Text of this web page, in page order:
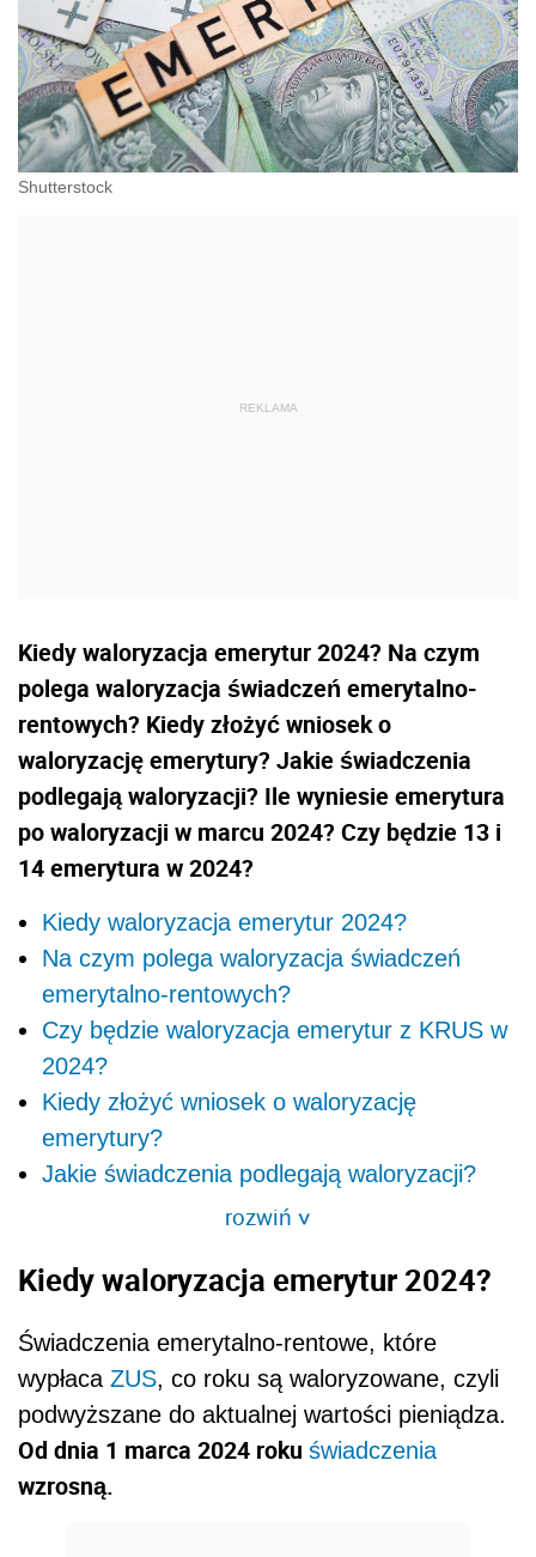
Shutterstock
Kiedy waloryzacja emerytur 2024? Na czym
polega waloryzacja świadczeń emerytalno-
rentowych? Kiedy złożyć wniosek o
waloryzację emerytury? Jakie świadczenia
podlegają waloryzacji? Ile wyniesie emerytura
po waloryzacji w marcu 2024? Czy będzie 13 i
14 emerytura w 2024?
Kiedy waloryzacja emerytur 2024?
Na czym polega waloryzacja świadczeń
emerytalno-rentowych?
Czy będzie waloryzacja emerytur z KRUS w
2024?
Kiedy złożyć wniosek o waloryzację
emerytury?
Jakie świadczenia podlegają waloryzacji?
rozwiń>
Kiedy waloryzacja emerytur 2024?
Świadczenia emerytalno-rentowe, które
wypłaca ZUS, co roku są waloryzowane, czyli
podwyższane do aktualnej wartości pieniądza.
Od dnia 1 marca 2024 roku świadczenia
wzrosną.